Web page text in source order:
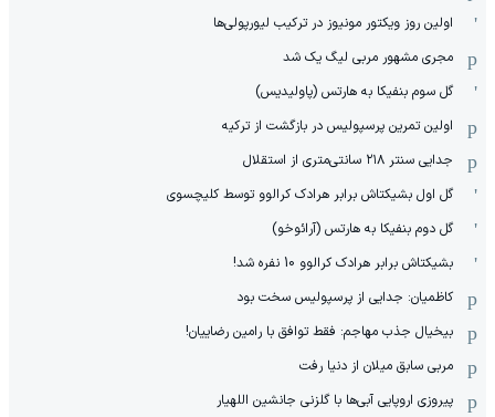
اولین روز ویکتور مونیوز در ترکیب لیورپولی‌ها
مجری مشهور مربی لیگ یک شد
گل سوم بنفیکا به هارتس (پاولیدیس)
اولین تمرین پرسپولیس در بازگشت از ترکیه
جدایی سنتر ۲۱۸ سانتی‌متری از استقلال
گل اول بشیکتاش برابر هرادک کرالوو توسط کلیچسوی
گل دوم بنفیکا به هارتس (آرائوخو)
بشیکتاش برابر هرادک کرالوو 10 نفره شد!
کاظمیان: جدایی از پرسپولیس سخت بود
بیخیال جذب مهاجم: فقط توافق با رامین رضاییان!
مربی سابق میلان از دنیا رفت
پیروزی اروپایی آبی‌ها با گلزنی جانشین اللهیار